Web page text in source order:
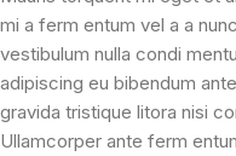
mi a ferm entum vel a a
vestibulum nulla condi
adipiscing eu bibendum
gravida tristique litora nisi
Ullamcorper ante ferm